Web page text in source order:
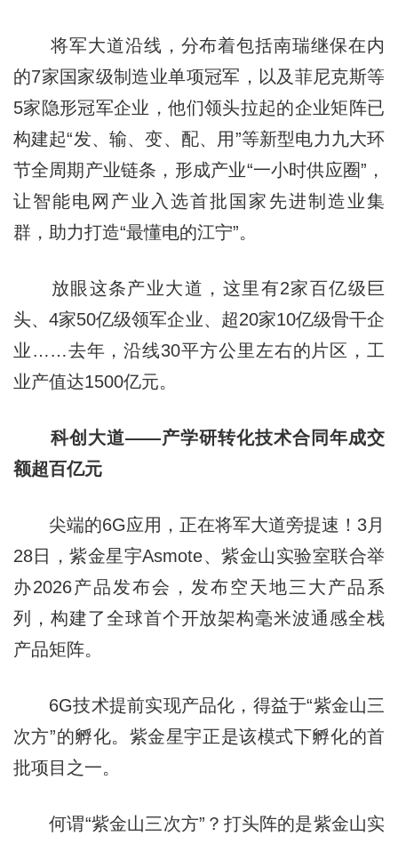
将军大道沿线，分布着包括南瑞继保在内
的7家国家级制造业单项冠军，以及菲尼克斯等
5家隐形冠军企业，他们领头拉起的企业矩阵已
构建起“发、输、变、配、用”等新型电力九大环
节全周期产业链条，形成产业“一小时供应圈”，
让智能电网产业入选首批国家先进制造业集
群，助力打造“最懂电的江宁”。
放眼这条产业大道，这里有2家百亿级巨
头、4家50亿级领军企业、超20家10亿级骨干企
业……去年，沿线30平方公里左右的片区，工
业产值达1500亿元。
科创大道——产学研转化技术合同年成交
额超百亿元
尖端的6G应用，正在将军大道旁提速！3月
28日，紫金星宇Asmote、紫金山实验室联合举
办2026产品发布会，发布空天地三大产品系
列，构建了全球首个开放架构毫米波通感全栈
产品矩阵。
6G技术提前实现产品化，得益于“紫金山三
次方”的孵化。紫金星宇正是该模式下孵化的首
批项目之一。
何谓“紫金山三次方”？打头阵的是紫金山实